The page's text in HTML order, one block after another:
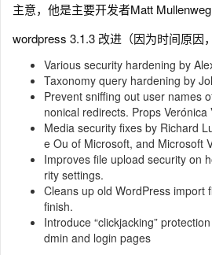
主意，他是主要开发者Matt Mullenweg
wordpress 3.1.3 改进（因为时间原因
Various security hardening by
Taxonomy query hardening by
Prevent sniffing out user names
nonical redirects. Props Verónica
Media security fixes by Richard
e Ou of Microsoft, and Microsoft
Improves file upload security on
rity settings.
Cleans up old WordPress import
finish.
Introduce “clickjacking”
dmin and login pages